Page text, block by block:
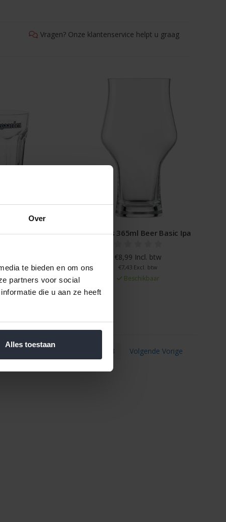
Over
te bieden en om ons
partners voor social
die u aan ze heeft
Alles toestaan
Vragen? Onze klantenservice helpt u graag
Hoegaarden
btw
btw
Bierglas 365ml Beer Basic Ipa
€8,99 Incl. btw
€7,43 Excl. btw
Beschikbaar
3 Volgende Vorige